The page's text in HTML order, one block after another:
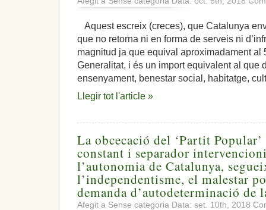
Aquest escreix (creces), que Catalunya
que no retorna ni en forma de serveis ni
magnitud ja que equival aproximadament al
Generalitat, i és un import equivalent al que
ensenyament, benestar social, habitatge,
Llegir tot l'article »
La obcecació del ‘Partit
constant i separador
l’autonomia de Catalunya,
l’independentisme, el malestar
demanda d’autodeterminació de
Afegit a Sense categoria Data: set. 10th, 2018